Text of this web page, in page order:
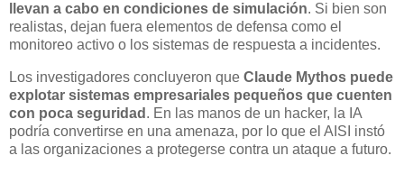
llevan a cabo en condiciones de simulación. Si bien son
realistas, dejan fuera elementos de defensa como el
monitoreo activo o los sistemas de respuesta a incidentes.
Los investigadores concluyeron que Claude Mythos puede
explotar sistemas empresariales pequeños que cuenten
con poca seguridad . En las manos de un hacker, la IA
podría convertirse en una amenaza, por lo que el AISI instó
a las organizaciones a protegerse contra un ataque a futuro.